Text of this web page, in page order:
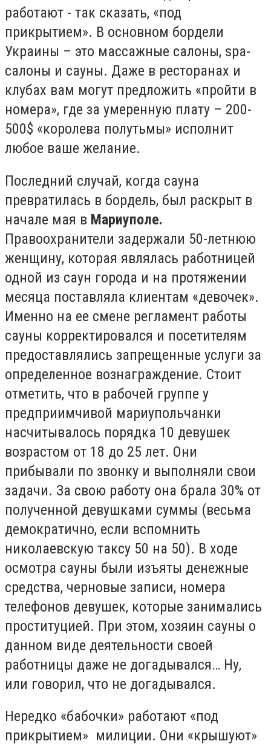
работают - так сказать, «под
прикрытием». В основном бордели
Украины – это массажные салоны, spa-
салоны и сауны. Даже в ресторанах и
клубах вам могут предложить «пройти в
номера», где за умеренную плату – 200-
500$ «королева полутьмы» исполнит
любое ваше желание.
Последний случай, когда сауна
превратилась в бордель, был раскрыт в
начале мая в Мариуполе.
Правоохранители задержали 50-летнюю
женщину, которая являлась работницей
одной из саун города и на протяжении
месяца поставляла клиентам «девочек».
Именно на ее смене регламент работы
сауны корректировался и посетителям
предоставлялись запрещенные услуги за
определенное вознаграждение. Стоит
отметить, что в рабочей группе у
предприимчивой мариупольчанки
насчитывалось порядка 10 девушек
возрастом от 18 до 25 лет. Они
прибывали по звонку и выполняли свои
задачи. За свою работу она брала 30% от
полученной девушками суммы (весьма
демократично, если вспомнить
николаевскую таксу 50 на 50). В ходе
осмотра сауны были изъяты денежные
средства, черновые записи, номера
телефонов девушек, которые занимались
проституцией. При этом, хозяин сауны о
данном виде деятельности своей
работницы даже не догадывался… Ну,
или говорил, что не догадывался.
Нередко «бабочки» работают «под
прикрытием» милиции. Они «крышуют»